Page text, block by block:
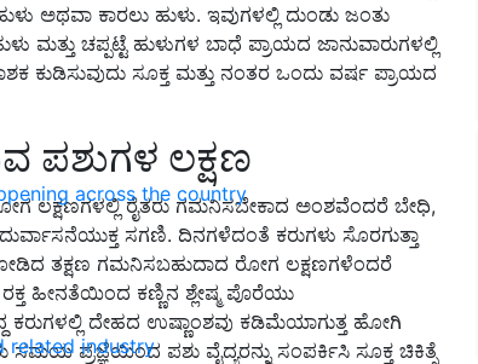
across the country
related industry
ಅಥವಾ ಕಾರಲು ಹುಳು. ಇವುಗಳಲ್ಲಿ ದುಂಡು ಜಂತು
ಮತ್ತು ಚಪ್ಪಟ್ಟೆ ಹುಳುಗಳ ಬಾಧೆ ಪ್ರಾಯದ ಜಾನುವಾರುಗಳಲ್ಲಿ
ಕುಡಿಸುವುದು ಸೂಕ್ತ ಮತ್ತು ನಂತರ ಒಂದು ವರ್ಷ ಪ್ರಾಯದ
ಪಶುಗಳ ಲಕ್ಷಣ
ಲಕ್ಷಣಗಳಲ್ಲಿ ರೈತರು ಗಮನಿಸಬೇಕಾದ ಅಂಶವೆಂದರೆ ಬೇಧಿ,
ಸಗಣಿ. ದಿನಗಳೆದಂತೆ ಕರುಗಳು ಸೊರಗುತ್ತಾ
ನೋಡಿದ ತಕ್ಷಣ ಗಮನಿಸಬಹುದಾದ ರೋಗ ಲಕ್ಷಣಗಳೆಂದರೆ
ಹೀನತೆಯಿಂದ ಕಣ್ಣಿನ ಶ್ಲೇಷ್ಮ ಪೊರೆಯು
ಕರುಗಳಲ್ಲಿ ದೇಹದ ಉಷ್ಣಾಂಶವು ಕಡಿಮೆಯಾಗುತ್ತ ಹೋಗಿ
ಸಮಯ ಪ್ರಜ್ಞೆಯಿಂದ ಪಶು ವೈದ್ಯರನ್ನು ಸಂಪರ್ಕಿಸಿ ಸೂಕ್ತ ಚಿಕಿತ್ಸೆ